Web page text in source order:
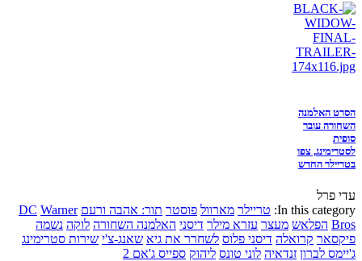
הסרט האלמנה
השחורה עובר
סופית
לסטרימינג, צפו
בטריילר החדש
עדי פרל
In this category: טריילר מארוול פוסטר תור: אהבה ורעם DC Warner
Bros הפלאש מעצר עזרא מילר דיסני האלמנה השחורה לוקה נשמה
פיקסאר קרואלה דיסני פלוס לשחרר את גיא שאנג-צ'י שירות סטרימינג
ג'יימס לברון זנדאיה לוני טונס ליהוק ספייס ג'אם 2